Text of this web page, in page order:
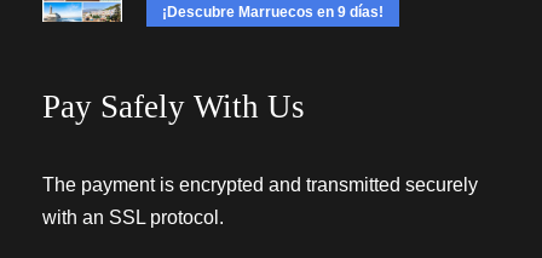
¡Descubre Marruecos en 9 días!
Pay Safely With Us
The payment is encrypted and transmitted securely
with an SSL protocol.